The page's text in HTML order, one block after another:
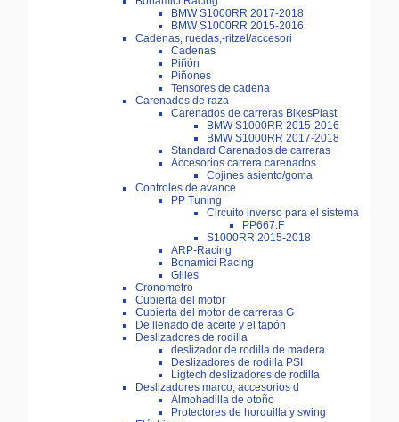
BMW S1000RR 2017-2018
BMW S1000RR 2015-2016
Cadenas, ruedas,-ritzel/accesori
Cadenas
Piñón
Piñones
Tensores de cadena
Carenados de raza
Carenados de carreras BikesPlast
BMW S1000RR 2015-2016
BMW S1000RR 2017-2018
Standard Carenados de carreras
Accesorios carrera carenados
Cojines asiento/goma
Controles de avance
PP Tuning
Circuito inverso para el sistema
PP667.F
S1000RR 2015-2018
ARP-Racing
Bonamici Racing
Gilles
Cronometro
Cubierta del motor
Cubierta del motor de carreras G
De llenado de aceite y el tapón
Deslizadores de rodilla
deslizador de rodilla de madera
Deslizadores de rodilla PSI
Ligtech deslizadores de rodilla
Deslizadores marco, accesorios d
Almohadilla de otoño
Protectores de horquilla y swing